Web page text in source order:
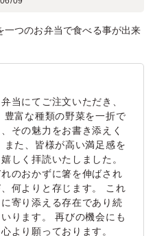
つのお弁当で食べる事が出来
当にてご注文いただき、
富な種類の野菜を一折で
その魅力をお書き添えく
た、皆様が高い満足感を
しく拝読いたしました。
のおかずに箸を伸ばされ
何よりと存じます。 これ
寄り添える存在であり続
ります。 再びの機会にも
より願っております。